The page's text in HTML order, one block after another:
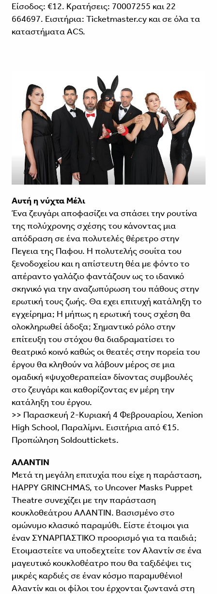
Είσοδος: €12. Κρατήσεις: 70007255 και 22
664697. Εισιτήρια: Ticketmaster.cy και σε όλα τα
καταστήματα ACS.
Αυτή η νύχτα Μέλι
Ένα ζευγάρι αποφασίζει να σπάσει την ρουτίνα
της πολύχρονης σχέσης του κάνοντας μια
απόδραση σε ένα πολυτελές θέρετρο στην
Πεγεια της Παφου. Η πολυτελής σουίτα του
ξενοδοχείου και η απίστευτη θέα με φόντο το
απέραντο γαλάζιο φαντάζουν ως το ιδανικό
σκηνικό για την αναζωπύρωση του πάθους στην
ερωτική τους ζωής. Θα εχει επιτυχή κατάληξη το
εγχείρημα; Η μήπως η ερωτική τους σχέση θα
ολοκληρωθεί άδοξα; Σημαντικό ρόλο στην
επίτευξη του στόχου θα διαδραματίσει το
θεατρικό κοινό καθώς οι θεατές στην πορεία του
έργου θα κληθούν να λάβουν μέρος σε μια
ομαδική «ψυχοθεραπεία» δίνοντας συμβουλές
στο ζευγάρι και καθορίζοντας εν μέρη την
κατάληξη του έργου.
>> Παρασκευή 2-Κυριακή 4 Φεβρουαρίου, Xenion
High School, Παραλίμνι. Εισιτήρια από €15.
Προπώληση Soldouttickets.
AΛΑΝΤΙΝ
Μετά τη μεγάλη επιτυχία που είχε η παράσταση,
HAPPY GRINCHMAS, τo Uncover Masks Puppet
Theatre συνεχίζει με την παράσταση
κουκλοθεάτρου AΛΑΝΤΙΝ. Βασισμένο στο
ομώνυμο κλασικό παραμύθι. Είστε έτοιμοι για
έναν ΣΥΝΑΡΠΑΣΤΙΚΟ προορισμό για τα παιδιά;
Ετοιμαστείτε να υποδεχτείτε τον Αλαντίν σε ένα
μαγευτικό κουκλοθέατρο που θα ταξιδέψει τις
μικρές καρδιές σε έναν κόσμο παραμυθένιο!
Αλαντίν και οι φίλοι του έρχονται ζωντανά στη